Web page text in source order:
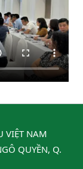
VIỆT NAM
QUYỀN, Q.